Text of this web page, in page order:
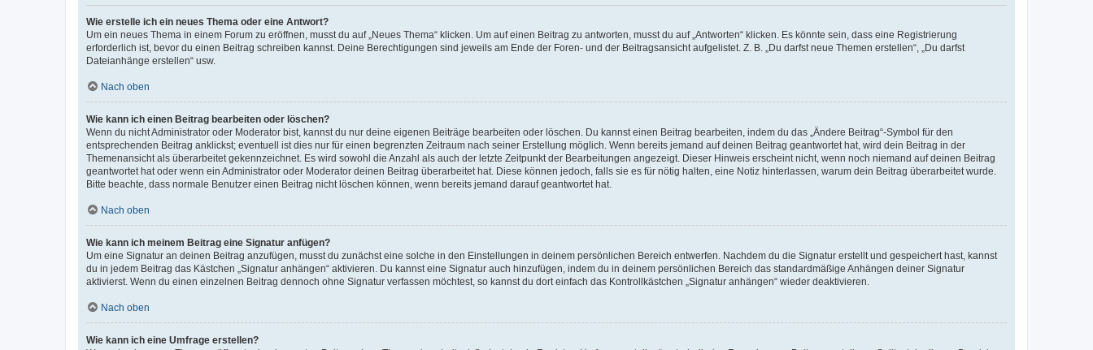
Wie erstelle ich ein neues Thema oder eine Antwort?
Um ein neues Thema in einem Forum zu eröffnen, musst du auf „Neues Thema“ klicken. Um auf einen Beitrag zu antworten, musst du auf „Antworten“ klicken. Es könnte sein, dass eine Registrierung
erforderlich ist, bevor du einen Beitrag schreiben kannst. Deine Berechtigungen sind jeweils am Ende der Foren- und der Beitragsansicht aufgelistet. Z. B. „Du darfst neue Themen erstellen“, „Du darfst
Dateianhänge erstellen“ usw.
Nach oben
Wie kann ich einen Beitrag bearbeiten oder löschen?
Wenn du nicht Administrator oder Moderator bist, kannst du nur deine eigenen Beiträge bearbeiten oder löschen. Du kannst einen Beitrag bearbeiten, indem du das „Ändere Beitrag“-Symbol für den
entsprechenden Beitrag anklickst; eventuell ist dies nur für einen begrenzten Zeitraum nach seiner Erstellung möglich. Wenn bereits jemand auf deinen Beitrag geantwortet hat, wird dein Beitrag in der
Themenansicht als überarbeitet gekennzeichnet. Es wird sowohl die Anzahl als auch der letzte Zeitpunkt der Bearbeitungen angezeigt. Dieser Hinweis erscheint nicht, wenn noch niemand auf deinen Beitrag
geantwortet hat oder wenn ein Administrator oder Moderator deinen Beitrag überarbeitet hat. Diese können jedoch, falls sie es für nötig halten, eine Notiz hinterlassen, warum dein Beitrag überarbeitet wurde.
Bitte beachte, dass normale Benutzer einen Beitrag nicht löschen können, wenn bereits jemand darauf geantwortet hat.
Nach oben
Wie kann ich meinem Beitrag eine Signatur anfügen?
Um eine Signatur an deinen Beitrag anzufügen, musst du zunächst eine solche in den Einstellungen in deinem persönlichen Bereich entwerfen. Nachdem du die Signatur erstellt und gespeichert hast, kannst
du in jedem Beitrag das Kästchen „Signatur anhängen“ aktivieren. Du kannst eine Signatur auch hinzufügen, indem du in deinem persönlichen Bereich das standardmäßige Anhängen deiner Signatur
aktivierst. Wenn du einen einzelnen Beitrag dennoch ohne Signatur verfassen möchtest, so kannst du dort einfach das Kontrollkästchen „Signatur anhängen“ wieder deaktivieren.
Nach oben
Wie kann ich eine Umfrage erstellen?